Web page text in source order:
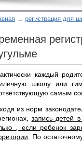
регистрация для
каждый
школу или
самым
из норм
запись детей
, если ребенок
. По